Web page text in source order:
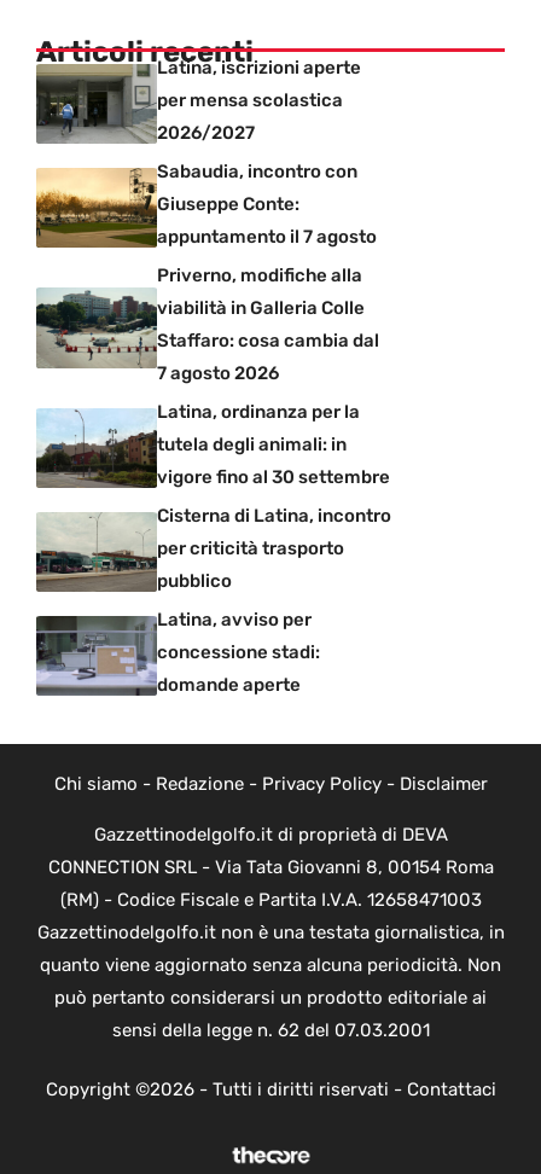
Articoli recentiLatina, iscrizioni aperte
per mensa scolastica
2026/2027
Sabaudia, incontro con
Giuseppe Conte:
appuntamento il 7 agosto
Priverno, modifiche alla
viabilità in Galleria Colle
Staffaro: cosa cambia dal
7 agosto 2026
Latina, ordinanza per la
tutela degli animali: in
vigore fino al 30 settembre
Cisterna di Latina, incontro
per criticità trasporto
pubblico
Latina, avviso per
concessione stadi:
domande aperte
Chi siamo - Redazione- Privacy Policy- Disclaimer
Gazzettinodelgolfo.it di proprietà di DEVA
CONNECTION SRL - Via Tata Giovanni 8, 00154 Roma
(RM) - Codice Fiscale e Partita I.V.A. 12658471003
Gazzettinodelgolfo.it non è una testata giornalistica, in
quanto viene aggiornato senza alcuna periodicità. Non
può pertanto considerarsi un prodotto editoriale ai
sensi della legge n. 62 del 07.03.2001
Copyright ©2026 - Tutti i diritti riservati - Contattaci